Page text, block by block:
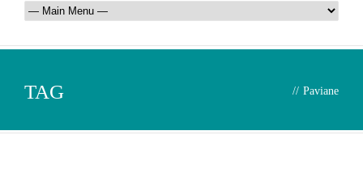
TAG // Paviane